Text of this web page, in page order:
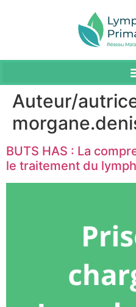
Auteur/
BUTS HAS : La
le traitement du